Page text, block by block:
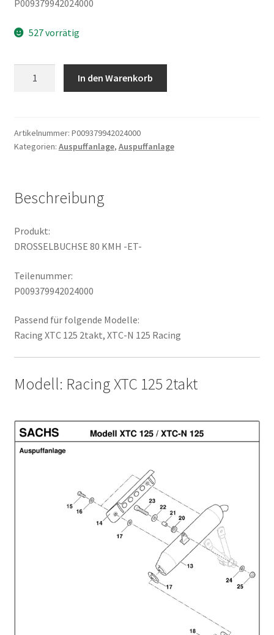
P009379942024000
527 vorrätig
ET-
Menge
In den Warenkorb
Artikelnummer: P009379942024000
Kategorien: Auspuffanlage, Auspuffanlage
Beschreibung
Produkt:
DROSSELBUCHSE 80 KMH -ET-
Teilenummer:
P009379942024000
Passend für folgende Modelle:
Racing XTC 125 2takt, XTC-N 125 Racing
Modell: Racing XTC 125 2takt